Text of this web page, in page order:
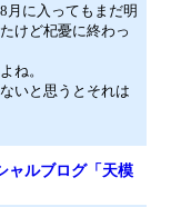
月に入ってもまだ明
けど杞憂に終わっ
ね。
いと思うとそれは
ャルブログ「天模